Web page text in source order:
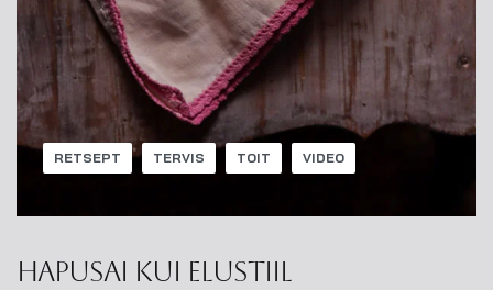
RETSEPT TERVIS TOIT VIDEO
Hapusai kui elustiil